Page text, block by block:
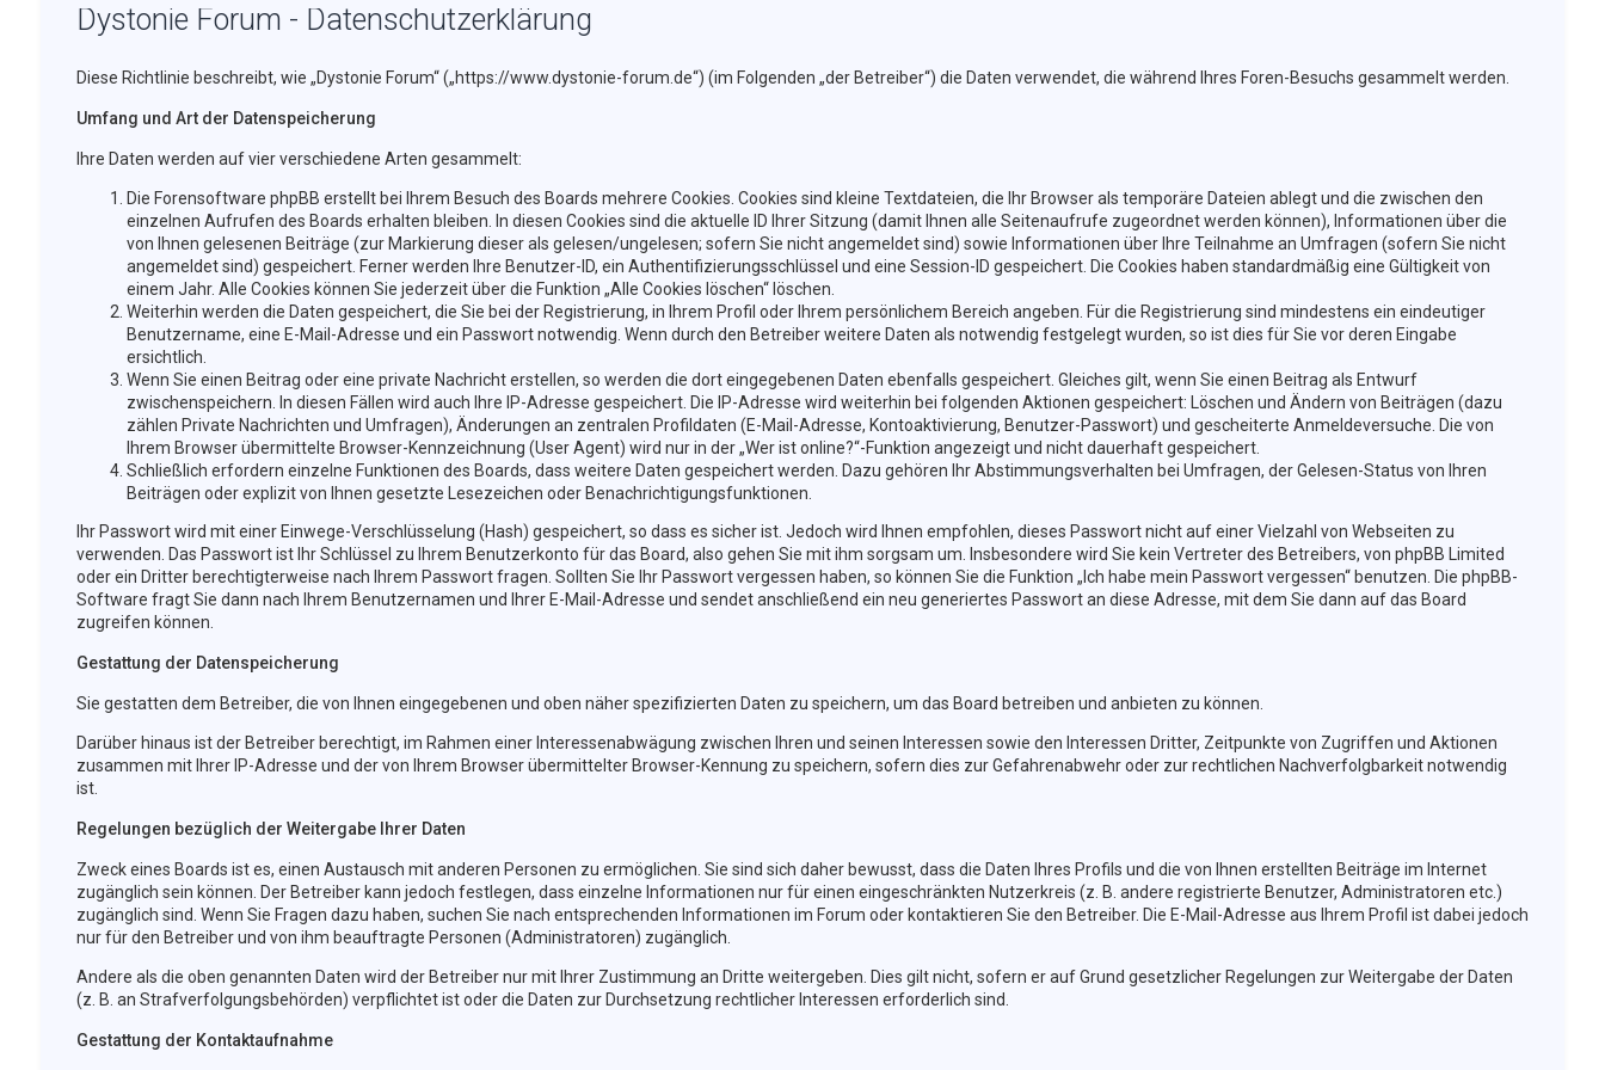
Dystonie Forum - Datenschutzerklärung
Diese Richtlinie beschreibt, wie „Dystonie Forum“ („https://www.dystonie-forum.de“) (im Folgenden „der Betreiber“) die Daten verwendet, die während Ihres Foren-Besuchs gesammelt werden.
Umfang und Art der Datenspeicherung
Ihre Daten werden auf vier verschiedene Arten gesammelt:
Die Forensoftware phpBB erstellt bei Ihrem Besuch des Boards mehrere Cookies. Cookies sind kleine Textdateien, die Ihr Browser als temporäre Dateien ablegt und die zwischen den
einzelnen Aufrufen des Boards erhalten bleiben. In diesen Cookies sind die aktuelle ID Ihrer Sitzung (damit Ihnen alle Seitenaufrufe zugeordnet werden können), Informationen über die
von Ihnen gelesenen Beiträge (zur Markierung dieser als gelesen/ungelesen; sofern Sie nicht angemeldet sind) sowie Informationen über Ihre Teilnahme an Umfragen (sofern Sie nicht
angemeldet sind) gespeichert. Ferner werden Ihre Benutzer-ID, ein Authentifizierungsschlüssel und eine Session-ID gespeichert. Die Cookies haben standardmäßig eine Gültigkeit von
einem Jahr. Alle Cookies können Sie jederzeit über die Funktion „Alle Cookies löschen“ löschen.
Weiterhin werden die Daten gespeichert, die Sie bei der Registrierung, in Ihrem Profil oder Ihrem persönlichem Bereich angeben. Für die Registrierung sind mindestens ein eindeutiger
Benutzername, eine E-Mail-Adresse und ein Passwort notwendig. Wenn durch den Betreiber weitere Daten als notwendig festgelegt wurden, so ist dies für Sie vor deren Eingabe
ersichtlich.
Wenn Sie einen Beitrag oder eine private Nachricht erstellen, so werden die dort eingegebenen Daten ebenfalls gespeichert. Gleiches gilt, wenn Sie einen Beitrag als Entwurf
zwischenspeichern. In diesen Fällen wird auch Ihre IP-Adresse gespeichert. Die IP-Adresse wird weiterhin bei folgenden Aktionen gespeichert: Löschen und Ändern von Beiträgen (dazu
zählen Private Nachrichten und Umfragen), Änderungen an zentralen Profildaten (E-Mail-Adresse, Kontoaktivierung, Benutzer-Passwort) und gescheiterte Anmeldeversuche. Die von
Ihrem Browser übermittelte Browser-Kennzeichnung (User Agent) wird nur in der „Wer ist online?“-Funktion angezeigt und nicht dauerhaft gespeichert.
Schließlich erfordern einzelne Funktionen des Boards, dass weitere Daten gespeichert werden. Dazu gehören Ihr Abstimmungsverhalten bei Umfragen, der Gelesen-Status von Ihren
Beiträgen oder explizit von Ihnen gesetzte Lesezeichen oder Benachrichtigungsfunktionen.
Ihr Passwort wird mit einer Einwege-Verschlüsselung (Hash) gespeichert, so dass es sicher ist. Jedoch wird Ihnen empfohlen, dieses Passwort nicht auf einer Vielzahl von Webseiten zu
verwenden. Das Passwort ist Ihr Schlüssel zu Ihrem Benutzerkonto für das Board, also gehen Sie mit ihm sorgsam um. Insbesondere wird Sie kein Vertreter des Betreibers, von phpBB Limited
oder ein Dritter berechtigterweise nach Ihrem Passwort fragen. Sollten Sie Ihr Passwort vergessen haben, so können Sie die Funktion „Ich habe mein Passwort vergessen“ benutzen. Die phpBB-
Software fragt Sie dann nach Ihrem Benutzernamen und Ihrer E-Mail-Adresse und sendet anschließend ein neu generiertes Passwort an diese Adresse, mit dem Sie dann auf das Board
zugreifen können.
Gestattung der Datenspeicherung
Sie gestatten dem Betreiber, die von Ihnen eingegebenen und oben näher spezifizierten Daten zu speichern, um das Board betreiben und anbieten zu können.
Darüber hinaus ist der Betreiber berechtigt, im Rahmen einer Interessenabwägung zwischen Ihren und seinen Interessen sowie den Interessen Dritter, Zeitpunkte von Zugriffen und Aktionen
zusammen mit Ihrer IP-Adresse und der von Ihrem Browser übermittelter Browser-Kennung zu speichern, sofern dies zur Gefahrenabwehr oder zur rechtlichen Nachverfolgbarkeit notwendig
ist.
Regelungen bezüglich der Weitergabe Ihrer Daten
Zweck eines Boards ist es, einen Austausch mit anderen Personen zu ermöglichen. Sie sind sich daher bewusst, dass die Daten Ihres Profils und die von Ihnen erstellten Beiträge im Internet
zugänglich sein können. Der Betreiber kann jedoch festlegen, dass einzelne Informationen nur für einen eingeschränkten Nutzerkreis (z. B. andere registrierte Benutzer, Administratoren etc.)
zugänglich sind. Wenn Sie Fragen dazu haben, suchen Sie nach entsprechenden Informationen im Forum oder kontaktieren Sie den Betreiber. Die E-Mail-Adresse aus Ihrem Profil ist dabei jedoch
nur für den Betreiber und von ihm beauftragte Personen (Administratoren) zugänglich.
Andere als die oben genannten Daten wird der Betreiber nur mit Ihrer Zustimmung an Dritte weitergeben. Dies gilt nicht, sofern er auf Grund gesetzlicher Regelungen zur Weitergabe der Daten
(z. B. an Strafverfolgungsbehörden) verpflichtet ist oder die Daten zur Durchsetzung rechtlicher Interessen erforderlich sind.
Gestattung der Kontaktaufnahme